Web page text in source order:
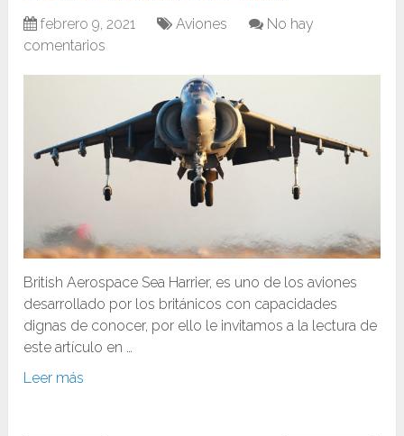
febrero 9, 2021 Aviones
No hay
comentarios
British Aerospace Sea Harrier, es uno de los aviones
desarrollado por los británicos con capacidades
dignas de conocer, por ello le invitamos a la lectura de
este artículo en …
Leer más